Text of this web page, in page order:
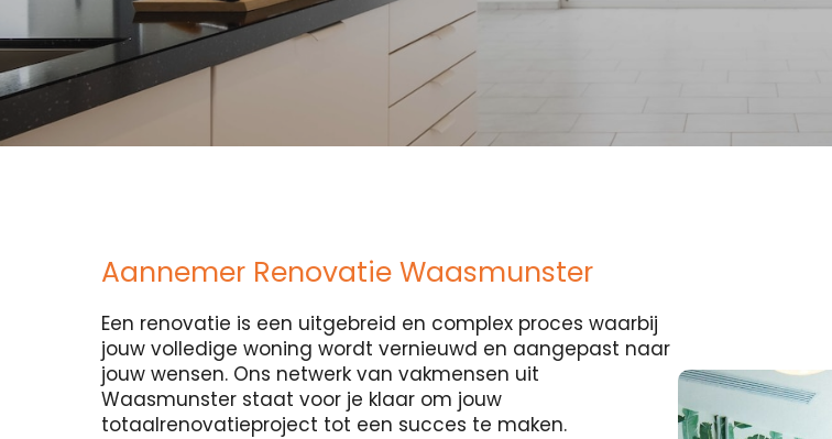
Aannemer Renovatie Waasmunster
Een renovatie is een uitgebreid en complex proces waarbij
jouw volledige woning wordt vernieuwd en aangepast naar
jouw wensen. Ons netwerk van vakmensen uit
Waasmunster staat voor je klaar om jouw
totaalrenovatieproject tot een succes te maken.